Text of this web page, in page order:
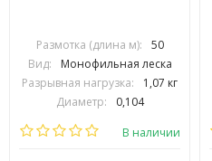
Размотка (длина м):
50
Вид:
Монофильная леска
Разрывная нагрузка:
1,07 кг
Диаметр:
0,104
Выберите цвет:
В наличии